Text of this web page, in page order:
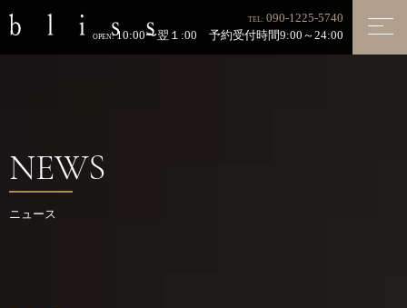
TEL: 090-1225-5740
OPEN:10:00〜翌１:00 予約受付時間9:00～24:00
NEWS
ニュース